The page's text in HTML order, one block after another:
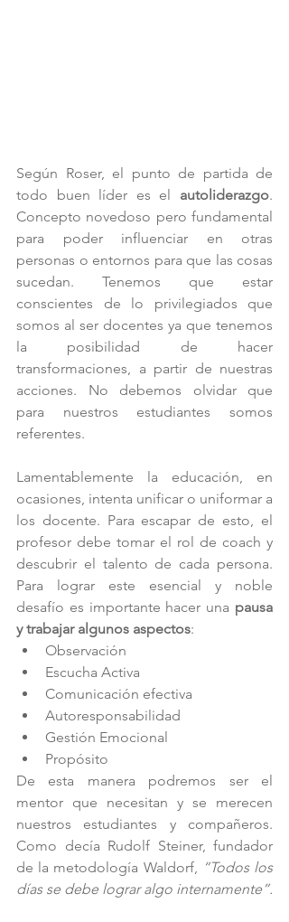
Según Roser, el punto de partida de
todo buen líder es el autoliderazgo.
Concepto novedoso pero fundamental
para poder influenciar en otras
personas o entornos para que las cosas
sucedan. Tenemos que estar
conscientes de lo privilegiados que
somos al ser docentes ya que tenemos
la posibilidad de hacer
transformaciones, a partir de nuestras
acciones. No debemos olvidar que
para nuestros estudiantes somos
referentes.
Lamentablemente la educación, en
ocasiones, intenta unificar o uniformar a
los docente. Para escapar de esto, el
profesor debe tomar el rol de coach y
descubrir el talento de cada persona.
Para lograr este esencial y noble
desafío es importante hacer una pausa
y trabajar algunos aspectos:
Observación
Escucha Activa
Comunicación efectiva
Autoresponsabilidad
Gestión Emocional
Propósito
De esta manera podremos ser el
mentor que necesitan y se merecen
nuestros estudiantes y compañeros.
Como decía Rudolf Steiner, fundador
de la metodología Waldorf,
“Todos los
días se debe lograr algo internamente”.